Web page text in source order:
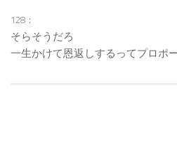
128：
そらそうだろ
一生かけて恩返しするってプロポ